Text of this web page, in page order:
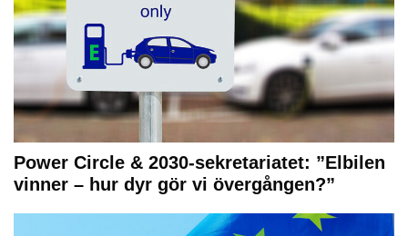
Power Circle & 2030-sekretariatet: ”Elbilen
vinner – hur dyr gör vi övergången?”